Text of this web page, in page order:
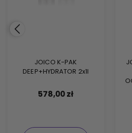
JOICO K-PAK
DEEP+HYDRATOR 2x1l
578,00 zł